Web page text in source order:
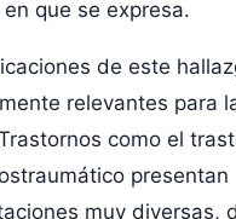
que se expresa.
de este
relevantes para
como el
presentan
muy diversas,